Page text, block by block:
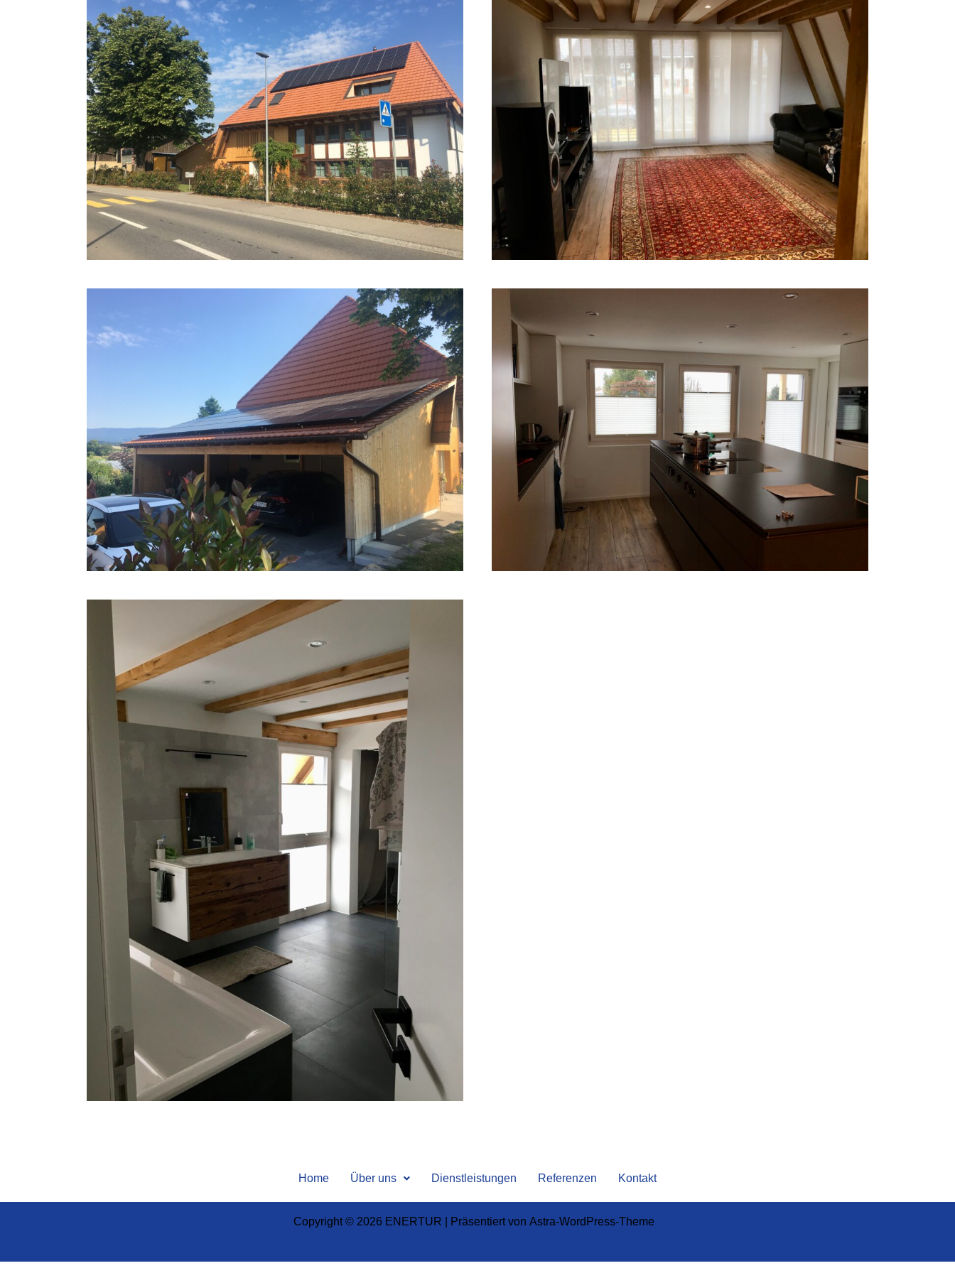
Home Über uns Dienstleistungen Referenzen Kontakt
Copyright © 2026 ENERTUR | Präsentiert von Astra-WordPress-Theme